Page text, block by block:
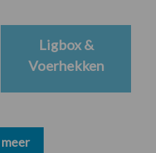
Ligbox &
Voerhekken